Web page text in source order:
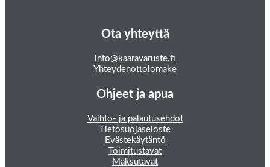
Ota yhteyttä
info@kaaravaruste.fi
Yhteydenottolomake
Ohjeet ja apua
Vaihto- ja palautusehdot
Tietosuojaseloste
Evästekäytäntö
Toimitustavat
Maksutavat